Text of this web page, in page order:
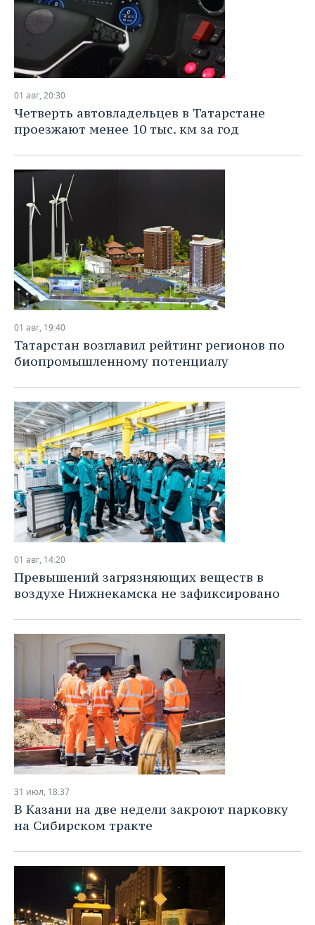
01 авг, 20:30
Четверть автовладельцев в Татарстане
проезжают менее 10 тыс. км за год
01 авг, 19:40
Татарстан возглавил рейтинг регионов по
биопромышленному потенциалу
01 авг, 14:20
Превышений загрязняющих веществ в
воздухе Нижнекамска не зафиксировано
31 июл, 18:37
В Казани на две недели закроют парковку
на Сибирском тракте